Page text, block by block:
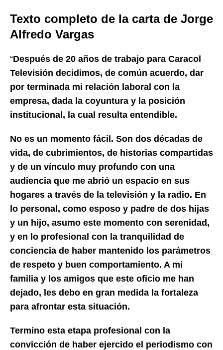
Texto completo de la carta de Jorge
Alfredo Vargas
“Después de 20 años de trabajo para Caracol
Televisión decidimos, de común acuerdo, dar
por terminada mi relación laboral con la
empresa, dada la coyuntura y la posición
institucional, la cual resulta entendible.
No es un momento fácil. Son dos décadas de
vida, de cubrimientos, de historias compartidas
y de un vínculo muy profundo con una
audiencia que me abrió un espacio en sus
hogares a través de la televisión y la radio. En
lo personal, como esposo y padre de dos hijas
y un hijo, asumo este momento con serenidad,
y en lo profesional con la tranquilidad de
conciencia de haber mantenido los parámetros
de respeto y buen comportamiento. A mi
familia y los amigos que este oficio me han
dejado, les debo en gran medida la fortaleza
para afrontar esta situación.
Termino esta etapa profesional con la
convicción de haber ejercido el periodismo con